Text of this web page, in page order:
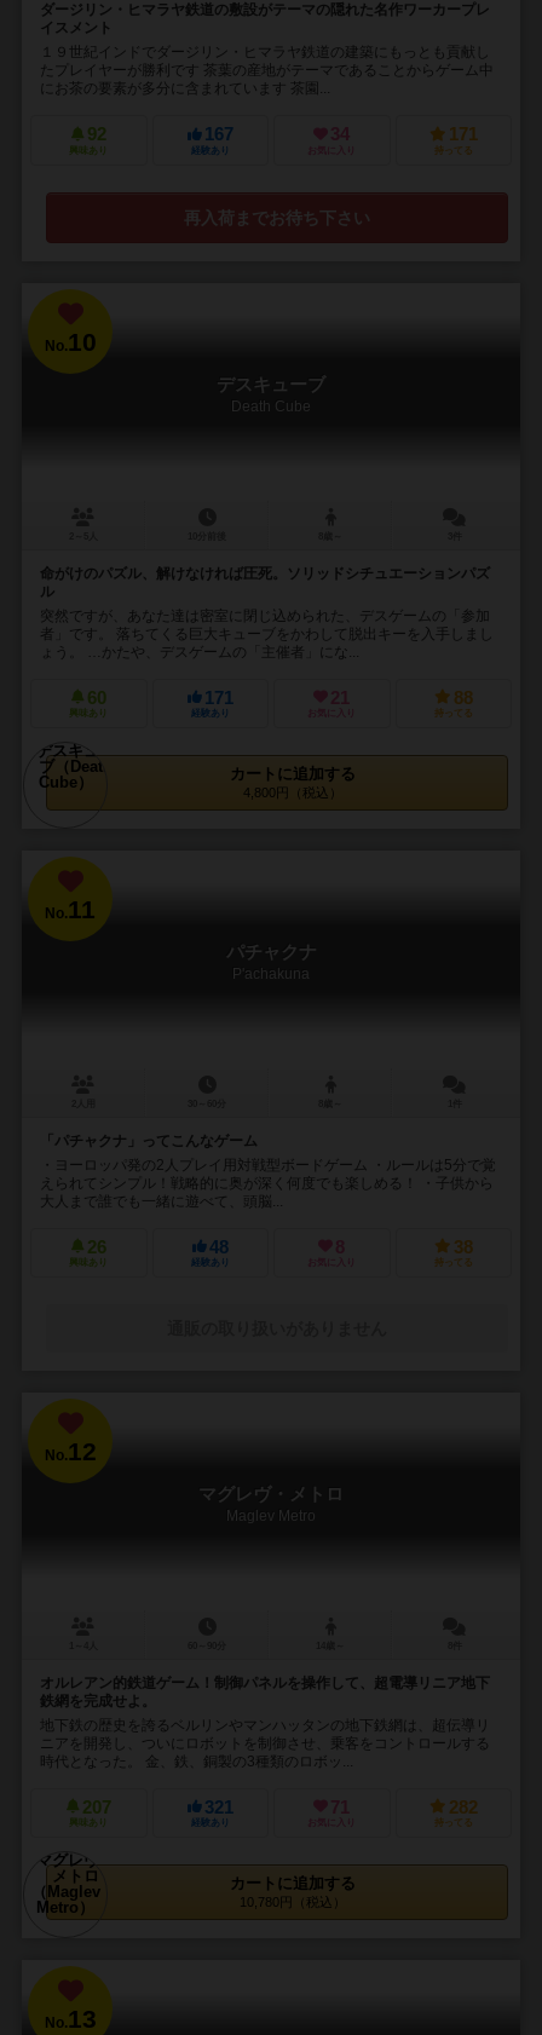
ダージリン・ヒマラヤ鉄道の敷設がテーマの隠れた名作ワーカープレ
イスメント
１９世紀インドでダージリン・ヒマラヤ鉄道の建築にもっとも貢献し
たプレイヤーが勝利です 茶葉の産地がテーマであることからゲーム中
にお茶の要素が多分に含まれています 茶園...
92
興味あり
167
経験あり
34
お気に入り
171
持ってる
再入荷までお待ち下さい
No. 10
デスキューブ
Death Cube
命がけのパズル、解けなければ圧死。ソリッドシチュエーションパズ
ル
突然ですが、あなた達は密室に閉じ込められた、デスゲームの「参加
者」です。 落ちてくる巨大キューブをかわして脱出キーを入手しまし
ょう。 …かたや、デスゲームの「主催者」にな...
60
興味あり
171
経験あり
21
お気に入り
88
持ってる
カートに追加する
4,800円（税込）
No.11
パチャクナ
P'achakuna
「パチャクナ」ってこんなゲーム
・ヨーロッパ発の2人プレイ用対戦型ボードゲーム ・ルールは5分で覚
えられてシンプル！戦略的に奥が深く何度でも楽しめる！ ・子供から
大人まで誰でも一緒に遊べて、頭脳...
26
興味あり
48
経験あり
8
お気に入り
38
持ってる
No.12
マグレヴ・メトロ
Maglev Metro
オルレアン的鉄道ゲーム！制御パネルを操作して、超電導リニア地下
鉄網を完成せよ。
地下鉄の歴史を誇るベルリンやマンハッタンの地下鉄網は、超伝導リ
ニアを開発し、ついにロボットを制御させ、乗客をコントロールする
時代となった。 金、鉄、銅製の3種類のロボッ...
207
興味あり
321
経験あり
71
お気に入り
282
持ってる
カートに追加する
10,780円（税込）
No.13